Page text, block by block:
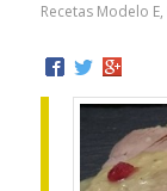
Recetas Modelo E,